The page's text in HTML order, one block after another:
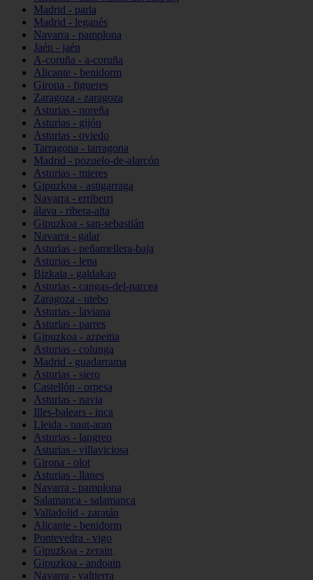
Madrid - parla
Madrid - leganés
Navarra - pamplona
Jaén - jaén
A-coruña - a-coruña
Alicante - benidorm
Girona - figueres
Zaragoza - zaragoza
Asturias - noreña
Asturias - gijón
Asturias - oviedo
Tarragona - tarragona
Madrid - pozuelo-de-alarcón
Asturias - mieres
Gipuzkoa - astigarraga
Navarra - erriberri
álava - ribera-alta
Gipuzkoa - san-sebastián
Navarra - galar
Asturias - peñamellera-baja
Asturias - lena
Bizkaia - galdakao
Asturias - cangas-del-narcea
Zaragoza - utebo
Asturias - laviana
Asturias - parres
Gipuzkoa - azpeitia
Asturias - colunga
Madrid - guadarrama
Asturias - siero
Castellón - orpesa
Asturias - navia
Illes-balears - inca
Lleida - naut-aran
Asturias - langreo
Asturias - villaviciosa
Girona - olot
Asturias - llanes
Navarra - pamplona
Salamanca - salamanca
Valladolid - zaratán
Alicante - benidorm
Pontevedra - vigo
Gipuzkoa - zerain
Gipuzkoa - andoain
Navarra - valtierra